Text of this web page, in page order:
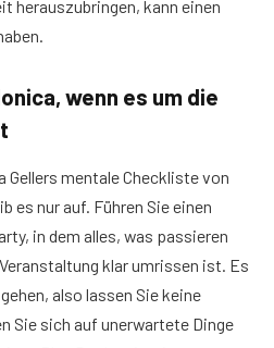
herauszubringen, kann einen
wenn es um die
Gellers mentale Checkliste von
es nur auf. Führen Sie einen
in dem alles, was passieren
klar umrissen ist. Es
also lassen Sie keine
Sie sich auf unerwartete Dinge